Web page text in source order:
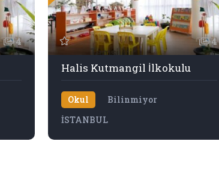
4 4
Halis Kutmangil İlkokulu
Okul
Bilinmiyor
İSTANBUL